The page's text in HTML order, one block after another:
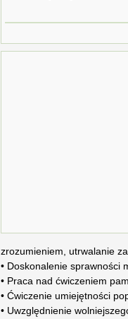
zrozumieniem, utrwalanie
• Doskonalenie sprawności
• Praca nad ćwiczeniem
• Ćwiczenie umiejętności
• Uwzględnienie